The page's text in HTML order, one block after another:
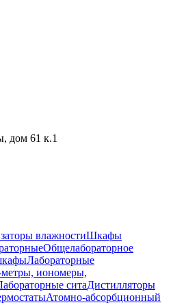
дом 61 к.1
влажностиШкафы
Общелабораторное
Лабораторные
иономеры,
ситаДистилляторы
Атомно-абсорбционный